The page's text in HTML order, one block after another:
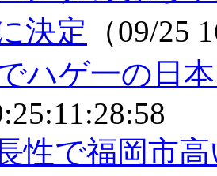
決定 （09/25
ハゲ一の日
性で福岡市